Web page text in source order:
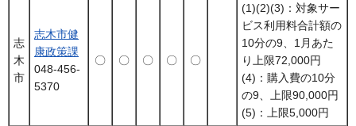
志
木
市
志木市健
康政策課
048-456-
5370
〇 〇 〇 〇 〇
(1)(2)(3)：対象サー
ビス利用料合計額の
10分の9、1月あた
り上限72,000円
(4)：購入費の10分
の9、上限90,000円
(5)：上限5,000円